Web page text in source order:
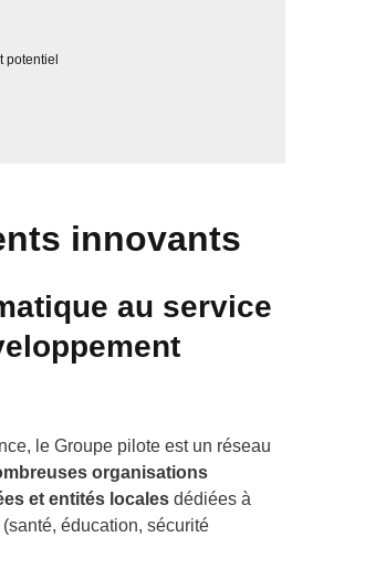
potentiel
innovants
au service
le Groupe pilote est un réseau
organisations
et entités locales dédiées à
éducation, sécurité